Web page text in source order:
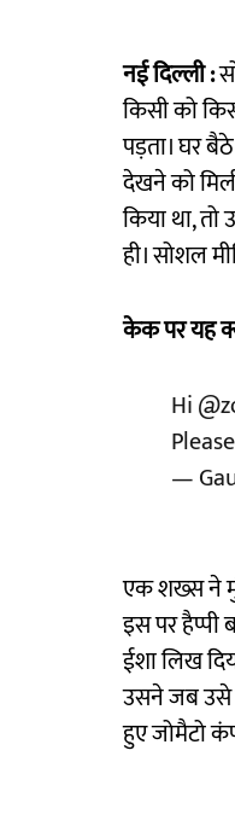
नई दिल्ली :
किसी को
पड़ता। घर
देखने को
किया था,
ही। सोशल
केक पर यह
Hi
—
एक शख्स ने
इस पर हैप्पी
ईशा लिख
उसने जब उसे
हुए जोमैटो